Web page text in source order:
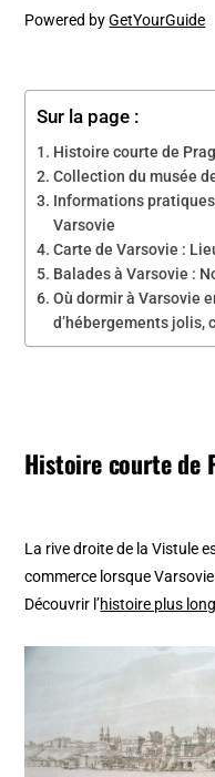
Powered byGetYourGuide
Sur la page :
Histoire courte de
Collection du musée
Informations
Varsovie
Carte de Varsovie :
Balades à Varsovie :
Où dormir à Varsovie
d’hébergements jolis,
Histoire courte de
La rive droite de la Vistule
commerce lorsque
Découvrir l’histoire plus